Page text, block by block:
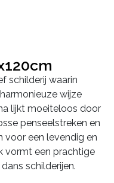
schilderij waarin
wijze
lijkt moeiteloos door
penseelstreken en
voor een levendig en
vormt een prachtige
schilderijen.